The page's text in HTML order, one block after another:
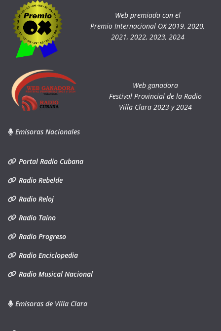
Web premiada con el
Premio Internacional OX 2019, 2020,
2021, 2022, 2023, 2024
Web ganadora
Festival Provincial de la Radio
Villa Clara 2023 y 2024
Emisoras Nacionales
Portal Radio Cubana
Radio Rebelde
Radio Reloj
Radio Taíno
Radio Progreso
Radio Enciclopedia
Radio Musical Nacional
Emisoras de Villa Clara